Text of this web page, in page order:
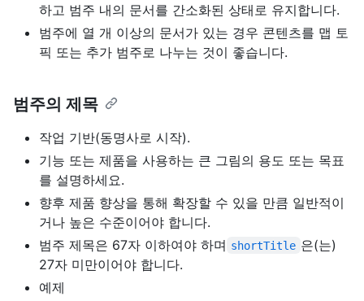
하고 범주 내의 문서를 간소화된 상태로 유지합니다.
범주에 열 개 이상의 문서가 있는 경우 콘텐츠를 맵 토
픽 또는 추가 범주로 나누는 것이 좋습니다.
범주의 제목
작업 기반(동명사로 시작).
기능 또는 제품을 사용하는 큰 그림의 용도 또는 목표
를 설명하세요.
향후 제품 향상을 통해 확장할 수 있을 만큼 일반적이
거나 높은 수준이어야 합니다.
범주 제목은 67자 이하여야 하며 shortTitle 은(는)
27자 미만이어야 합니다.
예제